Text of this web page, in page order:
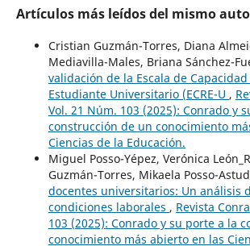
Artículos más leídos del mismo
Cristian Guzmán-Torres, Diana
Mediavilla-Males, Briana Sánchez-
validación de la Escala de
Estudiante Universitario (ECRE-U ,
Vol. 21 Núm. 103 (2025): Conrado y
construcción de un conocimiento
Ciencias de la Educación.
Miguel Posso-Yépez, Verónica
Guzmán-Torres, Mikaela Posso-
docentes universitarios: Un análisis
condiciones laborales , Revista
103 (2025): Conrado y su porte a la
conocimiento más abierto en las